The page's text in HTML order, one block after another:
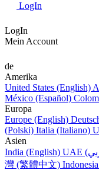
LogIn
LogIn
Mein Account
de
Amerika
United States (English)
México (Español)
Europa
Europe (English)
(Polski) Italia (Italiano)
Asien
India (English)
灣 (繁體中文)